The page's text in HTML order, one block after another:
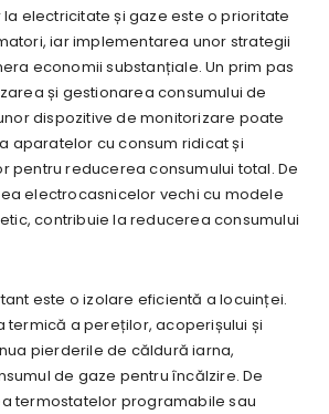
electricitate și gaze este o prioritate
iar implementarea unor strategii
economii substanțiale. Un prim pas
și gestionarea consumului de
dispozitive de monitorizare poate
aparatelor cu consum ridicat și
pentru reducerea consumului total. De
electrocasnicelor vechi cu modele
contribuie la reducerea consumului
este o izolare eficientă a locuinței.
termică a pereților, acoperișului și
pierderile de căldură iarna,
de gaze pentru încălzire. De
termostatelor programabile sau